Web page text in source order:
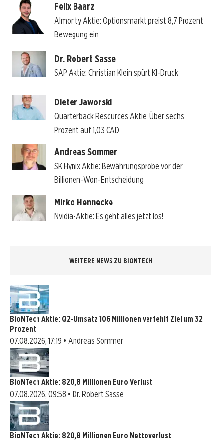
Felix Baarz
Almonty Aktie: Optionsmarkt preist 8,7 Prozent
Bewegung ein
Dr. Robert Sasse
SAP Aktie: Christian Klein spürt KI-Druck
Dieter Jaworski
Quarterback Resources Aktie: Über sechs
Prozent auf 1,03 CAD
Andreas Sommer
SK Hynix Aktie: Bewährungsprobe vor der
Billionen-Won-Entscheidung
Mirko Hennecke
Nvidia-Aktie: Es geht alles jetzt los!
WEITERE NEWS ZU BIONTECH
BioNTech Aktie: Q2-Umsatz 106 Millionen verfehlt Ziel um 32
Prozent
07.08.2026, 17:19 • Andreas Sommer
BioNTech Aktie: 820,8 Millionen Euro Verlust
07.08.2026, 09:58 • Dr. Robert Sasse
BioNTech Aktie: 820,8 Millionen Euro Nettoverlust